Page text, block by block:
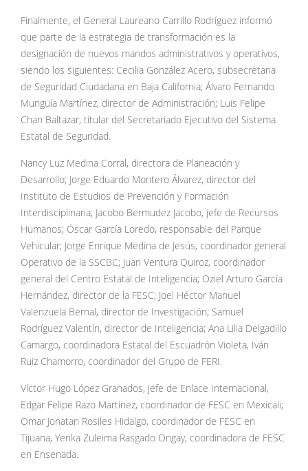
Finalmente, el General Laureano Carrillo Rodríguez informó
que parte de la estrategia de transformación es la
designación de nuevos mandos administrativos y operativos,
siendo los siguientes: Cecilia González Acero, subsecretaria
de Seguridad Ciudadana en Baja California; Álvaro Fernando
Munguía Martínez, director de Administración; Luis Felipe
Chan Baltazar, titular del Secretariado Ejecutivo del Sistema
Estatal de Seguridad.
Nancy Luz Medina Corral, directora de Planeación y
Desarrollo; Jorge Eduardo Montero Álvarez, director del
Instituto de Estudios de Prevención y Formación
Interdisciplinaria; Jacobo Bermudez Jacobo, jefe de Recursos
Humanos; Óscar García Loredo, responsable del Parque
Vehicular; Jorge Enrique Medina de Jesús, coordinador general
Operativo de la SSCBC; Juan Ventura Quiroz, coordinador
general del Centro Estatal de Inteligencia; Oziel Arturo García
Hernández, director de la FESC; Joel Héctor Manuel
Valenzuela Bernal, director de Investigación; Samuel
Rodríguez Valentín, director de Inteligencia; Ana Lilia Delgadillo
Camargo, coordinadora Estatal del Escuadrón Violeta, Iván
Ruiz Chamorro, coordinador del Grupo de FERI.
Víctor Hugo López Granados, jefe de Enlace Internacional,
Edgar Felipe Razo Martínez, coordinador de FESC en Mexicali;
Omar Jonatan Rosiles Hidalgo, coordinador de FESC en
Tijuana, Yerika Zuleima Rasgado Ongay, coordinadora de FESC
en Ensenada.